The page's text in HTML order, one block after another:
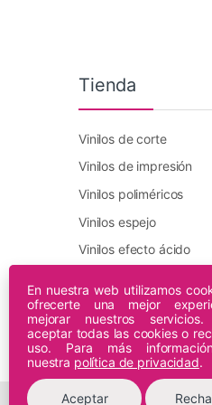
Tienda
Vinilos de corte
Vinilos de impresión
Vinilos poliméricos
Vinilos espejo
Vinilos efecto ácido
Plotters DTF Innuro
Plotters de impresión
© 2026 Espiral Digital -
En nuestra web utilizamos
ofrecerte una mejor
mejorar nuestros servicios.
aceptar todas las cookies o
uso. Para más
nuestra política de privacidad.
Aceptar